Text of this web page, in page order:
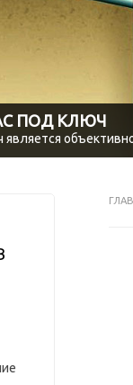
ПОД КЛЮЧ
является